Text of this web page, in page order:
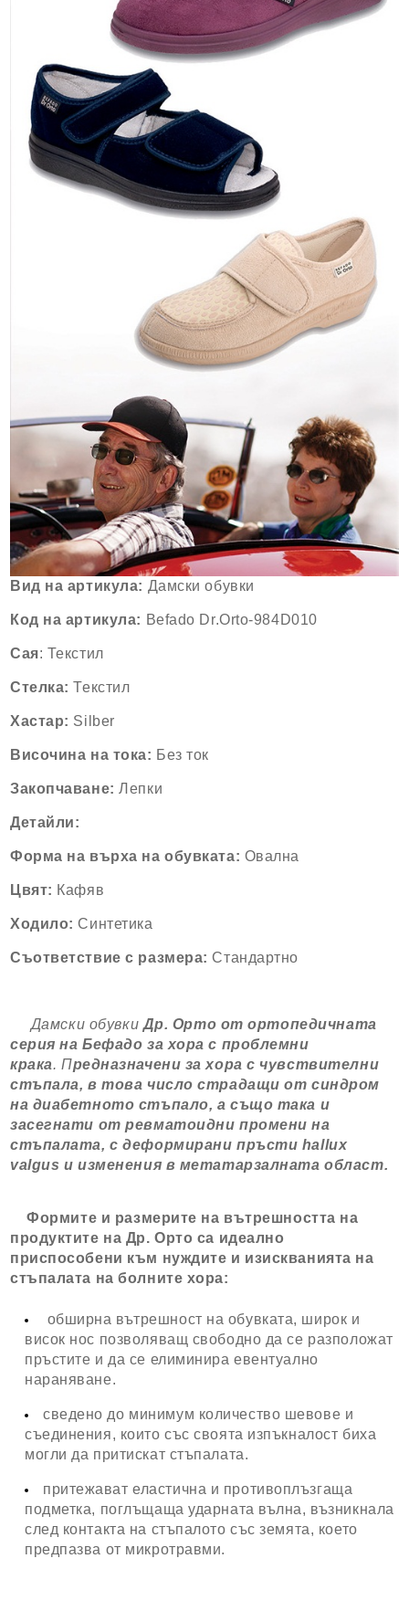
Вид на артикула: Дамски обувки
Код на артикула: Befado Dr.Orto-984D010
Сая: Текстил
Стелка: Текстил
Хастар: Silber
Височина на тока: Без ток
Закопчаване: Лепки
Детайли:
Форма на върха на обувката: Овална
Цвят: Кафяв
Ходило:Синтетика
Съответствие с размера: Стандартно
Дамски обувкиДр. Орто от ортопедичната
серия на Бефадо за хора с проблемни
крака. Предназначени за хора с чувствителни
стъпала, в това число страдащи от синдром
на диабетното стъпало, а също така и
засегнати от ревматоидни промени на
стъпалата, с деформирани пръсти hallux
valgus и изменения в метатарзалната област.
Формите и размерите на вътрешността на
продуктите на Др. Орто са идеално
приспособени към нуждите и изискванията на
стъпалата на болните хора:
обширна вътрешност на обувката, широк и
висок нос позволяващ свободно да се разположат
пръстите и да се елиминира евентуално
нараняване.
сведено до минимум количество шевове и
съединения, които със своята изпъкналост биха
могли да притискат стъпалата.
притежават еластична и противоплъзгаща
подметка, поглъщаща ударната вълна, възникнала
след контакта на стъпалото със земята, което
предпазва от микротравми.